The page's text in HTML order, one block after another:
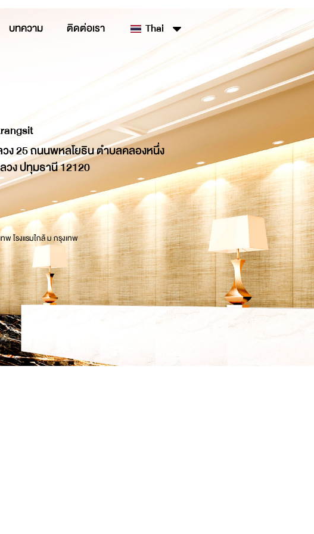
บทความ ติดต่อเรา Thai
ง 25 ถนนพหลโยธิน ตำบลคลองหนึ่ง
วง ปทุมธานี 12120
พ โรงแรมใกล้ ม กรุงเทพ